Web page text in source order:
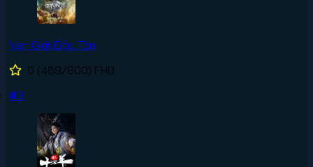
Vạn Giới Độc Tôn
0 (469/800) FHD
#3